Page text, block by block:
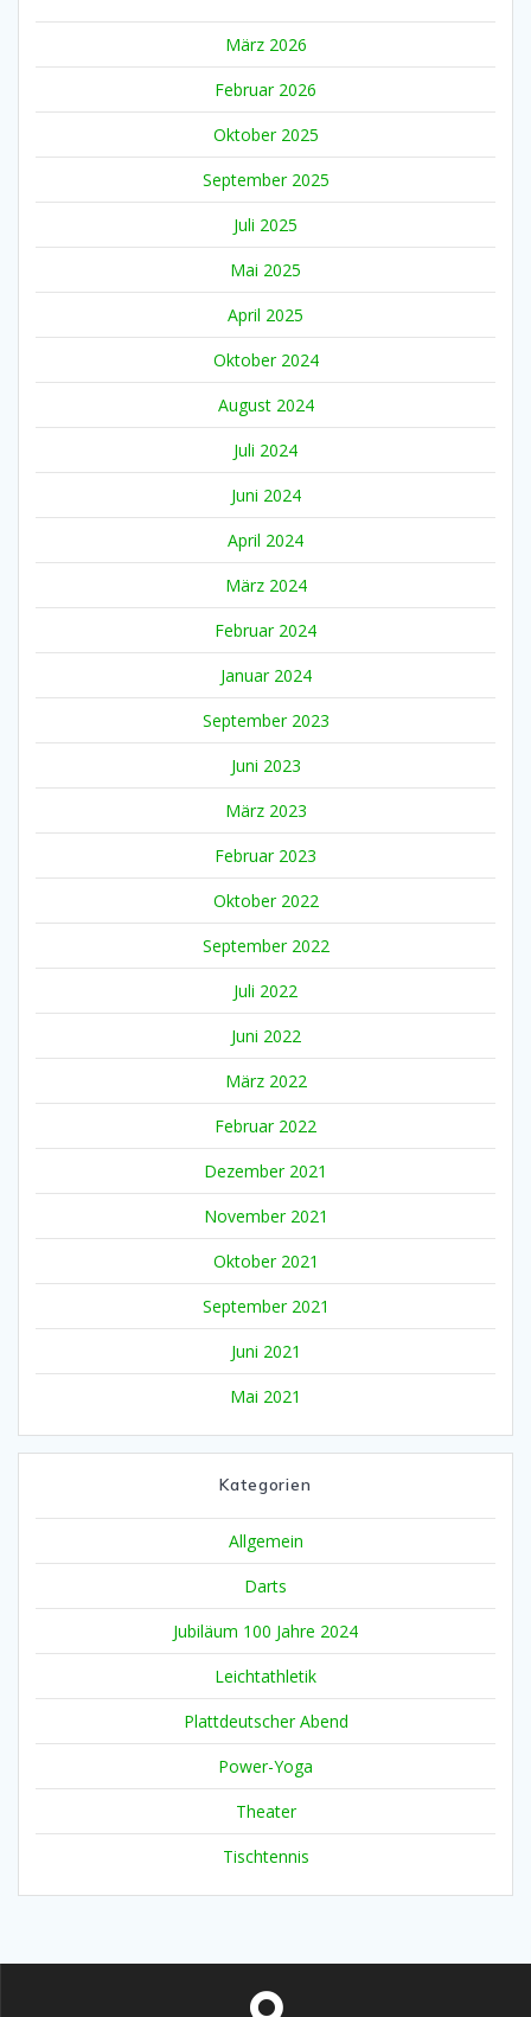
März 2026
Februar 2026
Oktober 2025
September 2025
Juli 2025
Mai 2025
April 2025
Oktober 2024
August 2024
Juli 2024
Juni 2024
April 2024
März 2024
Februar 2024
Januar 2024
September 2023
Juni 2023
März 2023
Februar 2023
Oktober 2022
September 2022
Juli 2022
Juni 2022
März 2022
Februar 2022
Dezember 2021
November 2021
Oktober 2021
September 2021
Juni 2021
Mai 2021
Kategorien
Allgemein
Darts
Jubiläum 100 Jahre 2024
Leichtathletik
Plattdeutscher Abend
Power-Yoga
Theater
Tischtennis